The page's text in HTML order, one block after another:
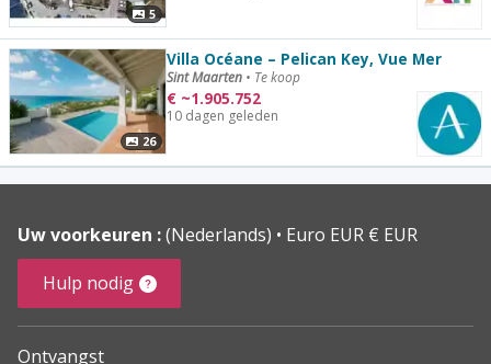
5
26
Villa Océane – Pelican Key, Vue Mer
Sint Maarten • Te koop
€ ~1.905.752
10 dagen geleden
Uw voorkeuren :(Nederlands)
Euro EUR € EUR
Hulp nodig
Ontvangst